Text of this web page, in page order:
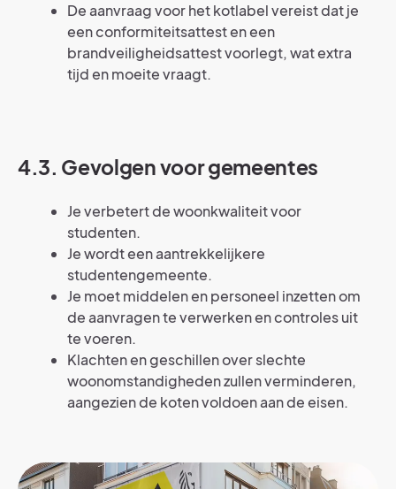
De aanvraag voor het kotlabel vereist dat je
een conformiteitsattest en een
brandveiligheidsattest voorlegt, wat extra
tijd en moeite vraagt.
4.3. Gevolgen voor gemeentes
Je verbetert de woonkwaliteit voor
studenten.
Je wordt een aantrekkelijkere
studentengemeente.
Je moet middelen en personeel inzetten om
de aanvragen te verwerken en controles uit
te voeren.
Klachten en geschillen over slechte
woonomstandigheden zullen verminderen,
aangezien de koten voldoen aan de eisen.